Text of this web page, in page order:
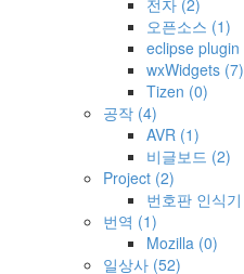
전자 (2)
오픈소스 (1)
eclipse plugin
wxWidgets (7)
Tizen (0)
공작 (4)
AVR (1)
비글보드 (2)
Project (2)
번호판 인식기
번역 (1)
Mozilla (0)
일상사 (52)